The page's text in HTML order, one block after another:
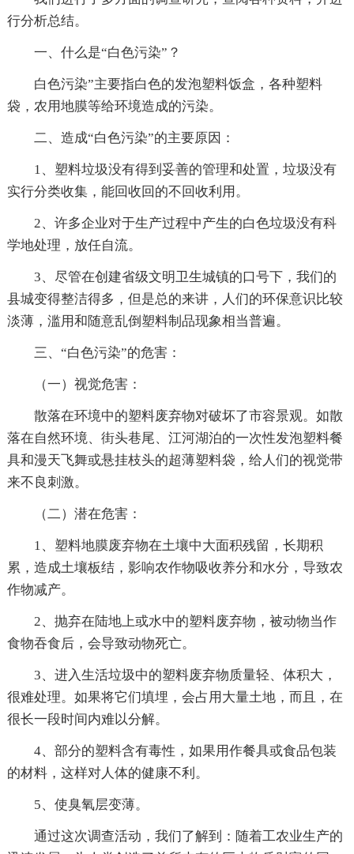
行分析总结。
一、什么是“白色污染”？
白色污染”主要指白色的发泡塑料饭盒，各种塑料
袋，农用地膜等给环境造成的污染。
二、造成“白色污染”的主要原因：
1、塑料垃圾没有得到妥善的管理和处置，垃圾没有
实行分类收集，能回收回的不回收利用。
2、许多企业对于生产过程中产生的白色垃圾没有科
学地处理，放任自流。
3、尽管在创建省级文明卫生城镇的口号下，我们的
县城变得整洁得多，但是总的来讲，人们的环保意识比较
淡薄，滥用和随意乱倒塑料制品现象相当普遍。
三、“白色污染”的危害：
（一）视觉危害：
散落在环境中的塑料废弃物对破坏了市容景观。如散
落在自然环境、街头巷尾、江河湖泊的一次性发泡塑料餐
具和漫天飞舞或悬挂枝头的超薄塑料袋，给人们的视觉带
来不良刺激。
（二）潜在危害：
1、塑料地膜废弃物在土壤中大面积残留，长期积
累，造成土壤板结，影响农作物吸收养分和水分，导致农
作物减产。
2、抛弃在陆地上或水中的塑料废弃物，被动物当作
食物吞食后，会导致动物死亡。
3、进入生活垃圾中的塑料废弃物质量轻、体积大，
很难处理。如果将它们填埋，会占用大量土地，而且，在
很长一段时间内难以分解。
4、部分的塑料含有毒性，如果用作餐具或食品包装
的材料，这样对人体的健康不利。
5、使臭氧层变薄。
通过这次调查活动，我们了解到：随着工农业生产的